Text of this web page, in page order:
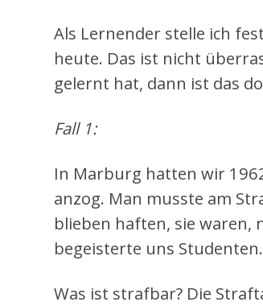
Als Lernender stelle ich
heute. Das ist nicht
gelernt hat, dann ist das
Fall 1:
In Marburg hatten wir
anzog. Man musste am
blieben haften, sie waren,
begeisterte uns Studenten.
Was ist strafbar? Die